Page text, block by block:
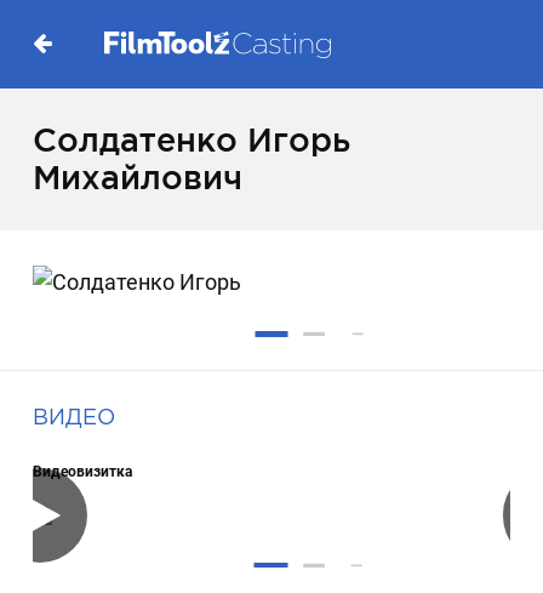
Солдатенко Игорь
Михайлович
ВИДЕО
Видеовизитка